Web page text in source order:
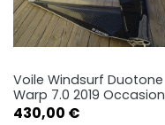
Voile Windsurf Duotone
Warp 7.0 2019 Occasion
Prix
430,00 €